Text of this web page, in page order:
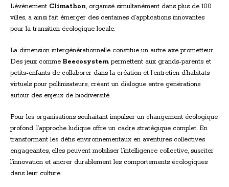
L’événement Climathon, organisé simultanément dans plus de 100
villes, a ainsi fait émerger des centaines d’applications innovantes
pour la transition écologique locale.
La dimension intergénérationnelle constitue un autre axe prometteur.
Des jeux comme Beecosystem permettent aux grands-parents et
petits-enfants de collaborer dans la création et l’entretien d’habitats
virtuels pour pollinisateurs, créant un dialogue entre générations
autour des enjeux de biodiversité.
Pour les organisations souhaitant impulser un changement écologique
profond, l’approche ludique offre un cadre stratégique complet. En
transformant les défis environnementaux en aventures collectives
engageantes, elles peuvent mobiliser l’intelligence collective, susciter
l’innovation et ancrer durablement les comportements écologiques
dans leur culture.